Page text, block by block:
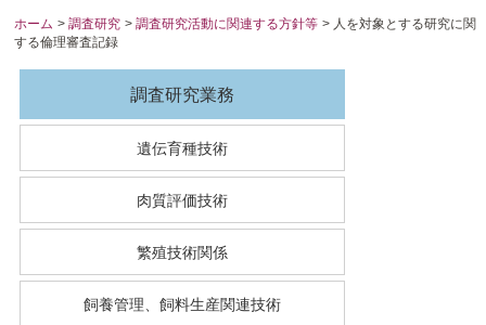
ホーム >調査研究 >調査研究活動に関連する方針等 > 人を対象とする研究に関
する倫理審査記録
調査研究業務
遺伝育種技術
肉質評価技術
繁殖技術関係
飼養管理、飼料生産関連技術